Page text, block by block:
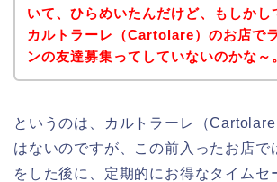
いて、ひらめいたんだけど、もしかし
カルトラーレ（Cartolare）のお店で
ンの友達募集ってしていないのかな～
というのは、カルトラーレ（
はないのですが、この前入ったお店で
をした後に、定期的にお得なタイムセ